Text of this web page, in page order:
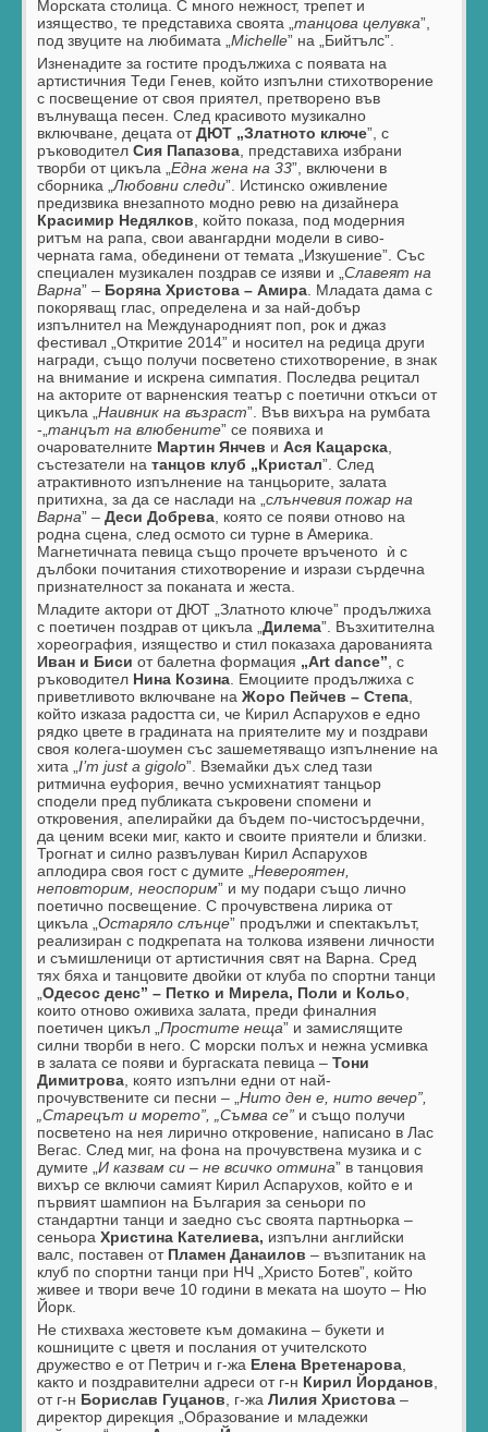
Морската столица. С много нежност, трепет и
изящество, те представиха своята „танцова целувка”,
под звуците на любимата „Michelle” на „Бийтълс”.
Изненадите за гостите продължиха с появата на
артистичния Теди Генев, който изпълни стихотворение
с посвещение от своя приятел, претворено във
вълнуваща песен. След красивото музикално
включване, децата отДЮТ „Златното ключе”, с
ръководителСия Папазова , представиха избрани
творби от цикъла „Една жена на 33”, включени в
сборника „Любовни следи”. Истинско оживление
предизвика внезапното модно ревю на дизайнера
Красимир Недялков , който показа, под модерния
ритъм на рапа, свои авангардни модели в сиво-
черната гама, обединени от темата „Изкушение”. Със
специален музикален поздрав се изяви и „Славеят на
Варна” – Боряна Христова – Амира . Младата дама с
покоряващ глас, определена и за най-добър
изпълнител на Международният поп, рок и джаз
фестивал „Откритие 2014” и носител на редица други
награди, също получи посветено стихотворение, в знак
на внимание и искрена симпатия. Последва рецитал
на акторите от варненския театър с поетични откъси от
цикъла „Наивник на възраст”. Във вихъра на румбата
-„танцът на влюбените” се появиха и
очарователните Мартин Янчев иАся Кацарска
състезатели натанцов клуб „Кристал”. След
атрактивното изпълнение на танцьорите, залата
притихна, за да се наслади на „слънчевия пожар на
Варна” –Деси Добрева , която се появи отново на
родна сцена, след осмото си турне в Америка.
Магнетичната певица също прочете връченото ѝ с
дълбоки почитания стихотворение и изрази сърдечна
признателност за поканата и жеста.
Младите актори от ДЮТ „Златното ключе” продължиха
с поетичен поздрав от цикъла „Дилема”. Възхитителна
хореография, изящество и стил показаха дарованията
Иван и Биси от балетна формация „Art dance” , с
ръководител Нина Козина . Емоциите продължиха с
приветливото включване наЖоро Пейчев – Степа
който изказа радостта си, че Кирил Аспарухов е едно
рядко цвете в градината на приятелите му и поздрави
своя колега-шоумен със зашеметяващо изпълнение на
хита „I’m just a gigolo”. Вземайки дъх след тази
ритмична еуфория, вечно усмихнатият танцьор
сподели пред публиката съкровени спомени и
откровения, апелирайки да бъдем по-чистосърдечни,
да ценим всеки миг, както и своите приятели и близки.
Трогнат и силно развълуван Кирил Аспарухов
аплодира своя гост с думите „Невероятен,
неповторим, неоспорим” и му подари също лично
поетично посвещение. С прочувствена лирика от
цикъла „Остаряло слънце” продължи и спектакълът,
реализиран с подкрепата на толкова изявени личности
и съмишленици от артистичния свят на Варна. Сред
тях бяха и танцовите двойки от клуба по спортни танци
„Одесос денс” – Петко и Мирела, Поли и Кольо
които отново оживиха залата, преди финалния
поетичен цикъл „Простите неща” и замислящите
силни творби в него. С морски полъх и нежна усмивка
в залата се появи и бургаската певица –Тони
Димитрова , която изпълни едни от най-
прочувствените си песни – „Нито ден е, нито вечер”,
„Старецът и морето”, „Съмва се” и също получи
посветено на нея лирично откровение, написано в Лас
Вегас. След миг, на фона на прочувствена музика и с
думите „И казвам си – не всичко отмина” в танцовия
вихър се включи самият Кирил Аспарухов, който е и
първият шампион на България за сеньори по
стандартни танци и заедно със своята партньорка –
сеньораХристина Кателиева, изпълни английски
валс, поставен от Пламен Данаилов – възпитаник на
клуб по спортни танци при НЧ „Христо Ботев”, който
живее и твори вече 10 години в меката на шоуто – Ню
Йорк.
Не стихваха жестовете към домакина – букети и
кошниците с цветя и послания от учителското
дружество е от Петрич и г-жа Елена Вретенарова
както и поздравителни адреси от г-н Кирил Йорданов
от г-н Борислав Гуцанов , г-жаЛилия Христова –
директор дирекция „Образование и младежки